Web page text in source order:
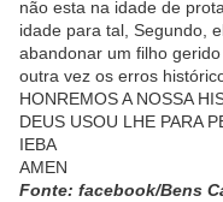
não esta na idade de
idade para tal, Segundo,
abandonar um filho
outra vez os erros
HONREMOS A NOSSA
DEUS USOU LHE PARA
IEBA
AMEN
Fonte: facebook/Bens